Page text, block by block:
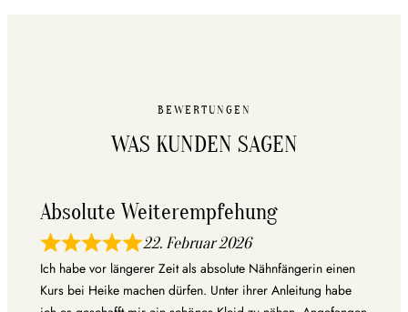
BEWERTUNGEN
WAS KUNDEN SAGEN
Absolute Weiterempfehung
22. Februar 2026
Ich habe vor längerer Zeit als absolute Nähnfängerin einen
Kurs bei Heike machen dürfen. Unter ihrer Anleitung habe